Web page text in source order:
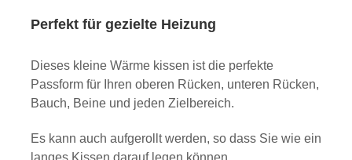
Perfekt für gezielte Heizung
Dieses kleine Wärme kissen ist die perfekte
Passform für Ihren oberen Rücken, unteren Rücken,
Bauch, Beine und jeden Zielbereich.
Es kann auch aufgerollt werden, so dass Sie wie ein
langes Kissen darauf legen können.